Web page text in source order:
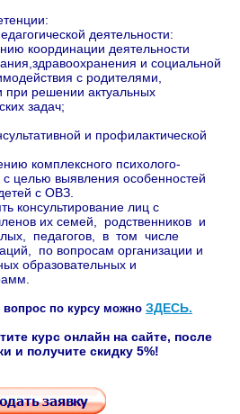
деятельности:
координации деятельности
и социальной
с родителями,
решении актуальных
задач;
и профилактической
комплексного психолого-
с целью выявления особенностей
с ОВЗ.
консультирование лиц с
их семей, родственников и
педагогов, в том числе
по вопросам организации и
образовательных и
по курсу можно ЗДЕСЬ.
курс онлайн на сайте, после
и получите скидку 5%!